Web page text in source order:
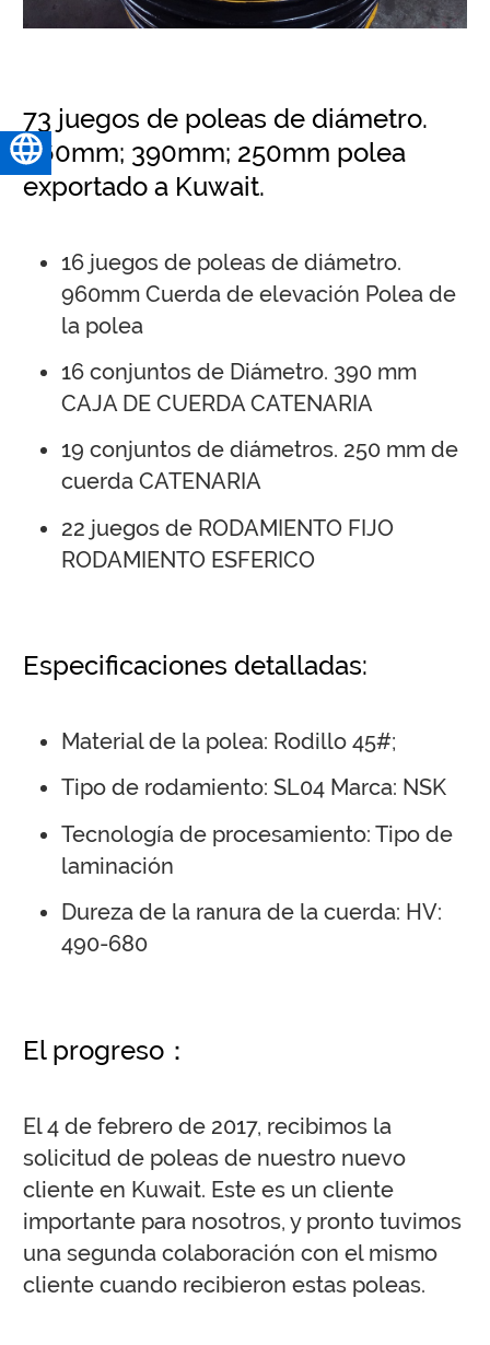
73 juegos de poleas de diámetro.
960mm; 390mm; 250mm polea
exportado a Kuwait.
16 juegos de poleas de diámetro.
960mm Cuerda de elevación Polea de
la polea
16 conjuntos de Diámetro. 390 mm
CAJA DE CUERDA CATENARIA
19 conjuntos de diámetros. 250 mm de
cuerda CATENARIA
22 juegos de RODAMIENTO FIJO
RODAMIENTO ESFERICO
Especificaciones detalladas:
Material de la polea: Rodillo 45#;
Tipo de rodamiento: SL04 Marca: NSK
Tecnología de procesamiento: Tipo de
laminación
Dureza de la ranura de la cuerda: HV:
490-680
El progreso：
El 4 de febrero de 2017, recibimos la
solicitud de poleas de nuestro nuevo
cliente en Kuwait. Este es un cliente
importante para nosotros, y pronto tuvimos
una segunda colaboración con el mismo
cliente cuando recibieron estas poleas.
Español